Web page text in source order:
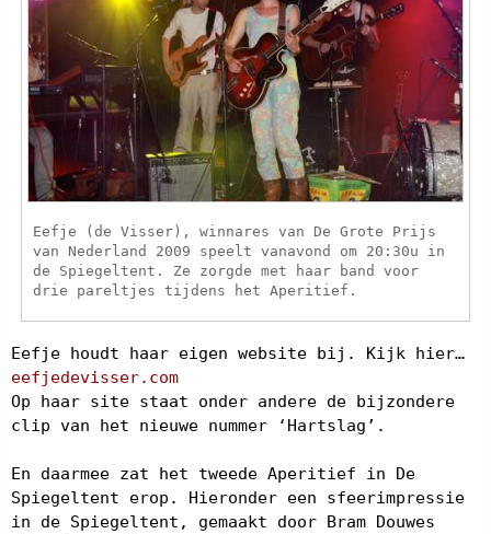
Eefje (de Visser), winnares van De Grote Prijs
van Nederland 2009 speelt vanavond om 20:30u in
de Spiegeltent. Ze zorgde met haar band voor
drie pareltjes tijdens het Aperitief.
Eefje houdt haar eigen website bij. Kijk hier…
eefjedevisser.com
Op haar site staat onder andere de bijzondere
clip van het nieuwe nummer ‘Hartslag’.
En daarmee zat het tweede Aperitief in De
Spiegeltent erop. Hieronder een sfeerimpressie
in de Spiegeltent, gemaakt door Bram Douwes